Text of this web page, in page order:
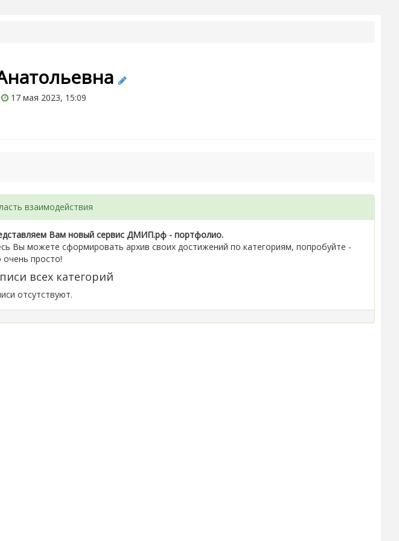
17 мая 2023, 15:09
взаимодействия
Вам новый сервис ДМИП.рф - портфолио.
Вы можете сформировать архив своих достижений по категориям, попробуйте -
очень просто!
всех категорий
отсутствуют.